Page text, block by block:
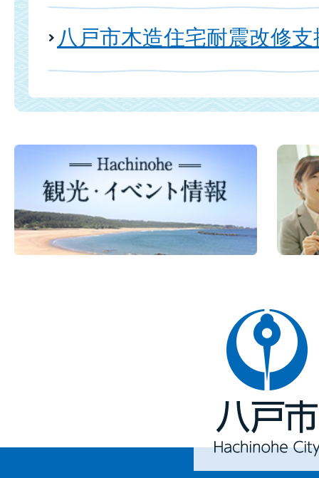
八戸市木造住宅耐震改修
八
戸
市
Hachinohe
City